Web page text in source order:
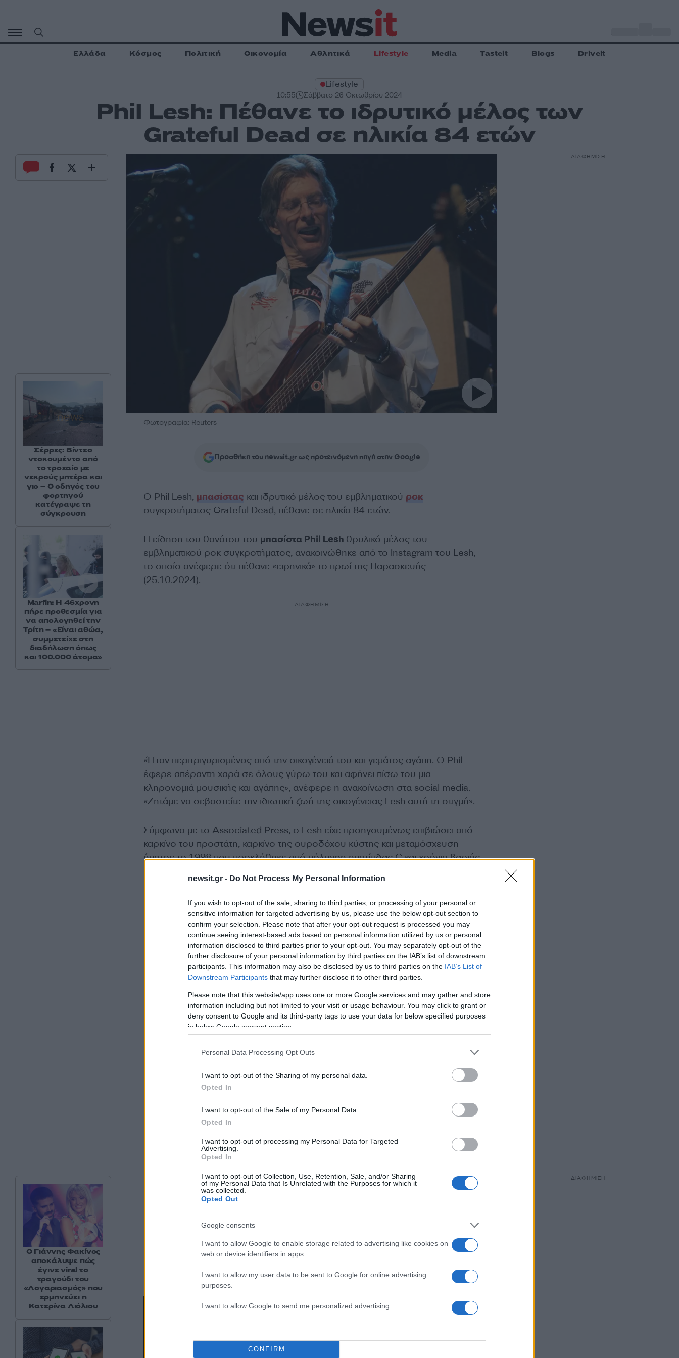
newsit.gr - Do Not Process My Personal Information
If you wish to opt-out of the sale, sharing to third parties, or processing of your personal or
sensitive information for targeted advertising by us, please use the below opt-out section to
confirm your selection. Please note that after your opt-out request is processed you may
continue seeing interest-based ads based on personal information utilized by us or personal
information disclosed to third parties prior to your opt-out. You may separately opt-out of the
further disclosure of your personal information by third parties on the IAB’s list of downstream
participants. This information may also be disclosed by us to third parties on the IAB’s List of
Downstream Participants that may further disclose it to other third parties.
Please note that this website/app uses one or more Google services and may gather and store
information including but not limited to your visit or usage behaviour. You may click to grant or
deny consent to Google and its third-party tags to use your data for below specified purposes
in below Google consent section.
Personal Data Processing Opt Outs
I want to opt-out of the Sharing of my personal data.
Opted In
I want to opt-out of the Sale of my Personal Data.
Opted In
I want to opt-out of processing my Personal Data for Targeted
Advertising.
Opted In
I want to opt-out of Collection, Use, Retention, Sale, and/or Sharing
of my Personal Data that Is Unrelated with the Purposes for which it
was collected.
Opted Out
Google consents
I want to allow Google to enable storage related to advertising like cookies on
web or device identifiers in apps.
I want to allow my user data to be sent to Google for online advertising
purposes.
I want to allow Google to send me personalized advertising.
CONFIRM
περιεχόμενο
Ελλάδα Κόσμος Πολιτική Οικονομία Αθλητικά Lifestyle Media Tasteit Blogs Driveit
Lifestyle
10:55 Σάββατο 26 Οκτωβρίου 2024
Phil Lesh: Πέθανε το ιδρυτικό μέλος των
Grateful Dead σε ηλικία 84 ετών
Φωτογραφία: Reuters
Προσθήκη του newsit.gr ως προτεινόμενη πηγή στην Google
Ο Phil Lesh, μπασίστας και ιδρυτικό μέλος του εμβληματικού ροκ
συγκροτήματος Grateful Dead, πέθανε σε ηλικία 84 ετών.
Η είδηση του θανάτου του μπασίστα Phil Lesh θρυλικό μέλος του
εμβληματικού ροκ συγκροτήματος, ανακοινώθηκε από το Instagram του Lesh,
το οποίο ανέφερε ότι πέθανε «ειρηνικά» το πρωί της Παρασκευής
(25.10.2024).
ΔΙΑΦΗΜΙΣΗ
«Ήταν περιτριγυρισμένος από την οικογένειά του και γεμάτος αγάπη. Ο Phil
έφερε απέραντη χαρά σε όλους γύρω του και αφήνει πίσω του μια
κληρονομιά μουσικής και αγάπης», ανέφερε η ανακοίνωση στα social media.
«Ζητάμε να σεβαστείτε την ιδιωτική ζωή της οικογένειας Lesh αυτή τη στιγμή».
Σύμφωνα με το Associated Press, ο Lesh είχε προηγουμένως επιβιώσει από
καρκίνο του προστάτη, καρκίνο της ουροδόχου κύστης και μεταμόσχευση
ήπατος το 1998 που προκλήθηκε από μόλυνση ηπατίτιδας C και χρόνια βαριάς
View this post on Instagram
A post shared by Phil Lesh (@phillesh)
Σέρρες: Βίντεο
ντοκουμέντο από
το τροχαίο με
νεκρούς μητέρα και
γιο – Ο οδηγός του
φορτηγού
κατέγραψε τη
σύγκρουση
Marfin: Η 46χρονη
πήρε προθεσμία για
να απολογηθεί την
Τρίτη – «Είναι αθώα,
συμμετείχε στη
διαδήλωση όπως
και 100.000 άτομα»
Ο Γιάννης Φακίνος
αποκάλυψε πώς
έγινε viral το
τραγούδι του
«Λογαριασμός» που
ερμηνεύει η
Κατερίνα Λιόλιου
ΔΙΑΦΗΜΙΣΗ
ΔΙΑΦΗΜΙΣΗ